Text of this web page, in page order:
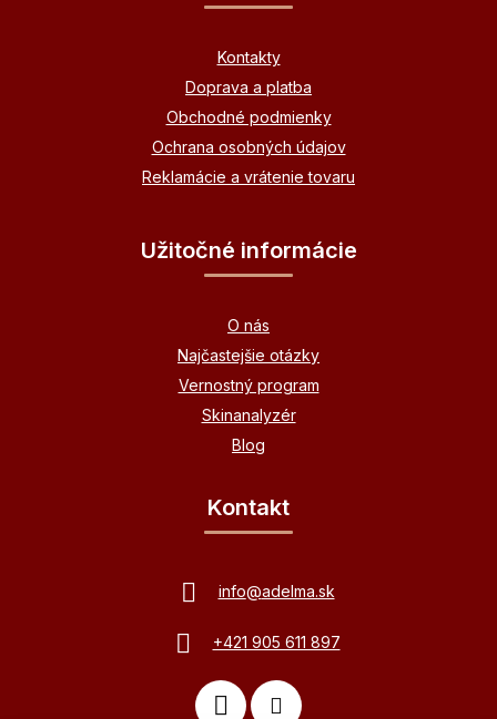
Kontakty
Doprava a platba
Obchodné podmienky
Ochrana osobných údajov
Reklamácie a vrátenie tovaru
Užitočné informácie
O nás
Najčastejšie otázky
Vernostný program
Skinanalyzér
Blog
Kontakt
info@adelma.sk
+421 905 611 897